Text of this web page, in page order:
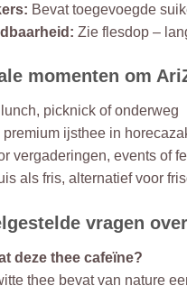
Bevat toegevoegde
Zie flesdop –
momenten om
picknick of onderweg
premium ijsthee in
vergaderingen, events of
als fris, alternatief voor
vragen
deze thee cafeïne?
thee bevat van nature